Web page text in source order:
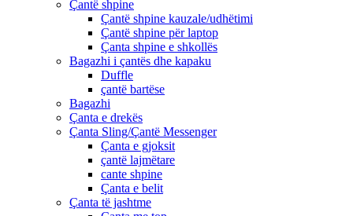
Çantë shpine
Çantë shpine kauzale/udhëtimi
Çantë shpine për laptop
Çanta shpine e shkollës
Bagazhi i çantës dhe kapaku
Duffle
çantë bartëse
Bagazhi
Çanta e drekës
Çanta Sling/Çantë Messenger
Çanta e gjoksit
çantë lajmëtare
cante shpine
Çanta e belit
Çanta të jashtme